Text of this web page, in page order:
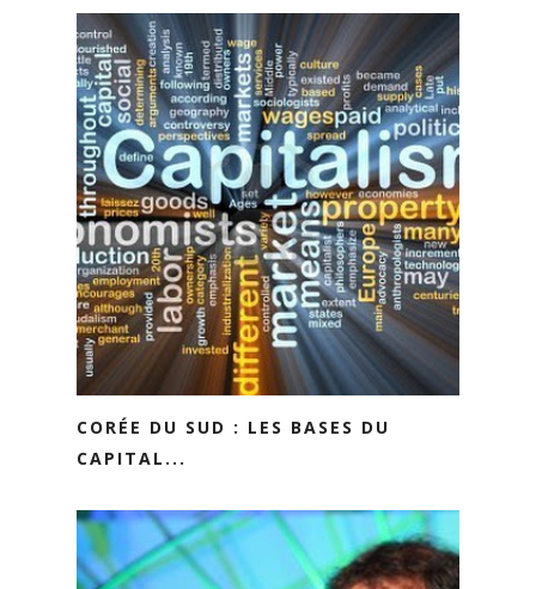
CORÉE DU SUD : LES BASES DU
CAPITAL...